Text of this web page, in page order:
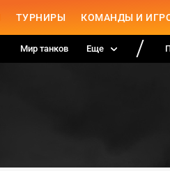
ТУРНИРЫ КОМАНДЫ И
Мир танков Еще